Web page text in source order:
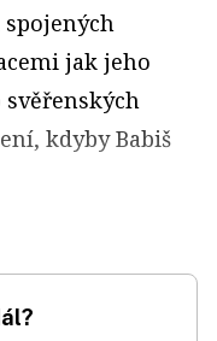
jak jeho
kdyby Babiš